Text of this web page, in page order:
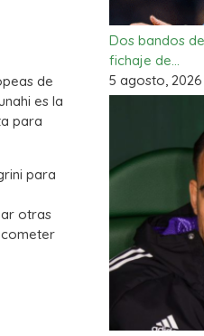
de
es la
para
para
otras
Dos bandos
fichaje de…
5 agosto, 2026